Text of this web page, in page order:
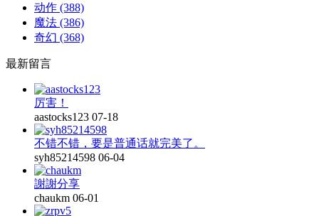
动作 (388)
魔法 (386)
奇幻 (368)
最新留言
厉害！
aastocks123 07-18
不错不错，要是普通话就完美了。
syh85214598 06-04
謝謝分享
chaukm 06-01